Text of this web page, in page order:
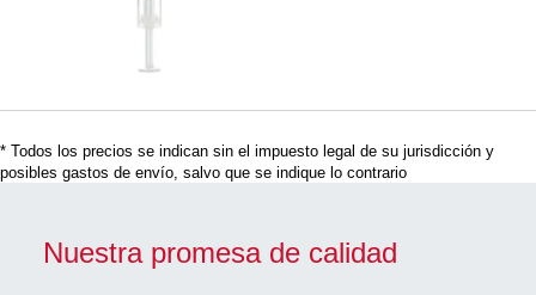
etiqueta/impresión:
color ISO, estéril,
* Todos los precios se indican sin el impuesto legal de su jurisdicción y
posibles gastos de envío, salvo que se indique lo contrario
Nuestra promesa de calidad